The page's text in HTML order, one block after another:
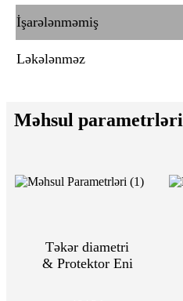
İşarələnməmiş
Ləkələnməz
Məhsul parametrləri
Təkər diametri
& Protektor Eni